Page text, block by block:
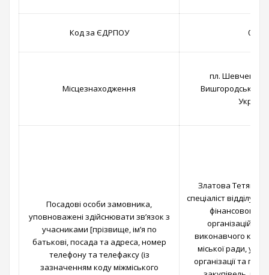
Код за ЄДРПОУ
Місцезнаходження
пл. Шевченка,
Вишгородський
Посадові особи замовника,
уповноважені здійснювати зв’язок з
учасниками [прізвище, ім’я по
батькові, посада та адреса, номер
телефону та телефаксу (із
зазначенням коду міжміського
Златова Тетяна
спеціаліст відділу
фінансового
виконавчого
міської ради,
організації та